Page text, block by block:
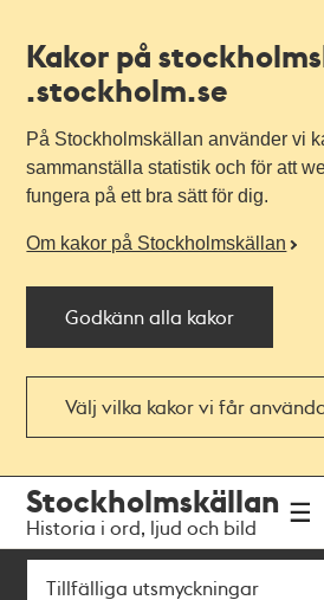
Kakor på
.stockholm.se
På Stockholmskällan använder vi
sammanställa statistik och för att
fungera på ett bra sätt för dig.
Om kakor på Stockholmskällan
Godkänn alla kakor
Välj vilka kakor vi får
navigationen
huvudinnehållet
Stockholmskällan
Historia i ord, ljud och bild
Sök